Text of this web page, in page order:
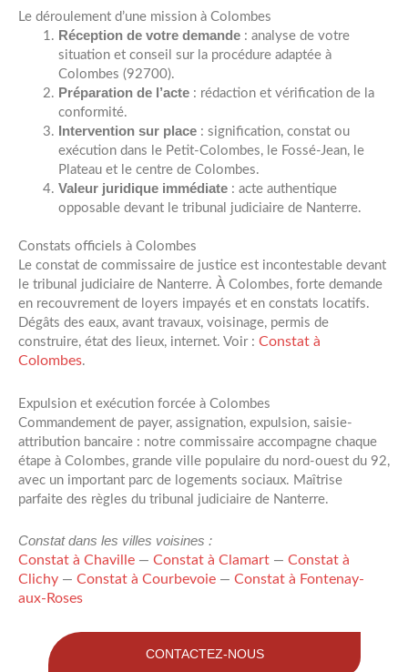
Le déroulement d’une mission à Colombes
Réception de votre demande: analyse de votre
situation et conseil sur la procédure adaptée à
Colombes (92700).
Préparation de l’acte: rédaction et vérification de la
conformité.
Intervention sur place: signification, constat ou
exécution dans le Petit-Colombes, le Fossé-Jean, le
Plateau et le centre de Colombes.
Valeur juridique immédiate: acte authentique
opposable devant le tribunal judiciaire de Nanterre.
Constats officiels à Colombes
Le constat de commissaire de justice est incontestable devant
le tribunal judiciaire de Nanterre. À Colombes, forte demande
en recouvrement de loyers impayés et en constats locatifs.
Dégâts des eaux, avant travaux, voisinage, permis de
construire, état des lieux, internet. Voir : Constat à
Colombes.
Expulsion et exécution forcée à Colombes
Commandement de payer, assignation, expulsion, saisie-
attribution bancaire : notre commissaire accompagne chaque
étape à Colombes, grande ville populaire du nord-ouest du 92,
avec un important parc de logements sociaux. Maîtrise
parfaite des règles du tribunal judiciaire de Nanterre.
Constat dans les villes voisines :
Constat à Chaville — Constat à Clamart — Constat à
Clichy — Constat à Courbevoie — Constat à Fontenay-
aux-Roses
CONTACTEZ-NOUS